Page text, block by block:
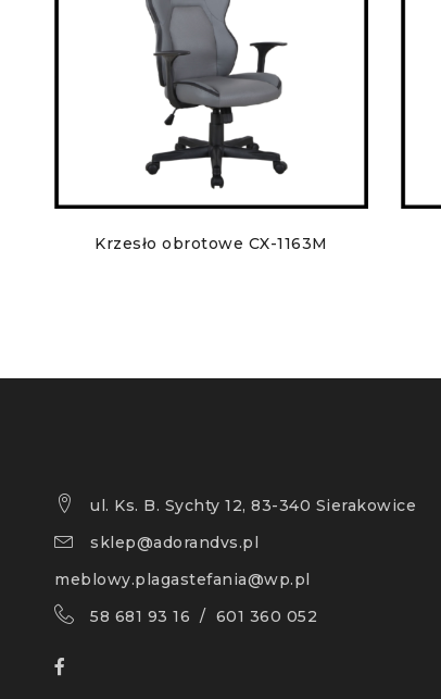
Krzesło obrotowe CX-1163M
ul. Ks. B. Sychty 12, 83-340 Sierakowice
sklep@adorandvs.pl
meblowy.plagastefania@wp.pl
58 681 93 16 / 601 360 052